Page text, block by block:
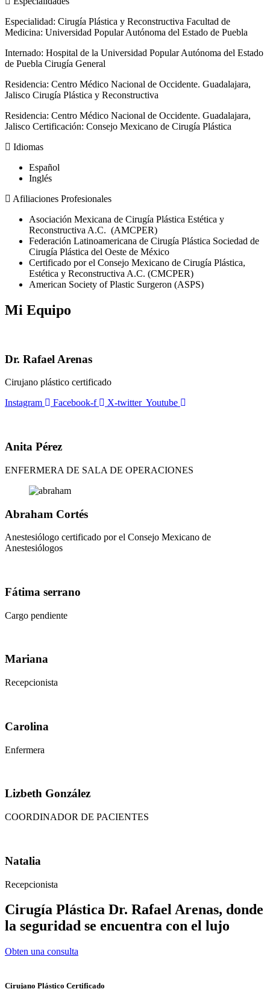
Especialidad: Cirugía Plástica y Reconstructiva Facultad de
Medicina: Universidad Popular Autónoma del Estado de Puebla
Internado: Hospital de la Universidad Popular Autónoma del Estado
de Puebla Cirugía General
Residencia: Centro Médico Nacional de Occidente. Guadalajara,
Jalisco​ Cirugía Plástica y Reconstructiva
Residencia: Centro Médico Nacional de Occidente. Guadalajara,
Jalisco​ Certificación: Consejo Mexicano de Cirugía Plástica
Idiomas
Español
Inglés
Afiliaciones Profesionales
Asociación Mexicana de Cirugía Plástica Estética y
Reconstructiva A.C. (AMCPER)
Federación Latinoamericana de Cirugía Plástica Sociedad de
Cirugía Plástica del Oeste de México
Certificado por el Consejo Mexicano de Cirugía Plástica,
Estética y Reconstructiva A.C. (CMCPER)
American Society of Plastic Surgeron (ASPS)
Mi Equipo
Dr. Rafael Arenas
Cirujano plástico certificado
Instagram
Facebook-f X-twitter Youtube
Anita Pérez
ENFERMERA DE SALA DE OPERACIONES
Abraham Cortés
Anestesiólogo certificado por el Consejo Mexicano de
Anestesiólogos
Fátima serrano
Cargo pendiente
Mariana
Recepcionista
Carolina
Enfermera
Lizbeth González
COORDINADOR DE PACIENTES
Natalia
Recepcionista
Cirugía Plástica Dr. Rafael Arenas, donde
la seguridad se encuentra con el lujo
Obten una consulta
Cirujano Plástico Certificado